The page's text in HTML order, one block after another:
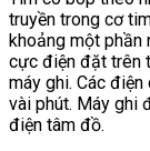
truyền trong cơ
khoảng một phần
cực điện đặt trên
máy ghi. Các
vài phút. Máy ghi
điện tâm đồ.